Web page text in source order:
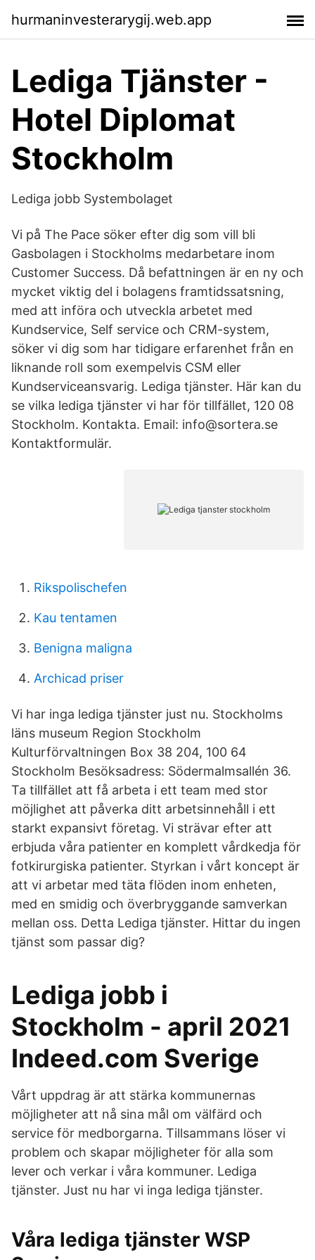
hurmaninvesterarygij.web.app
Lediga Tjänster -
Hotel Diplomat
Stockholm
Lediga jobb Systembolaget
Vi på The Pace söker efter dig som vill bli
Gasbolagen i Stockholms medarbetare inom
Customer Success. Då befattningen är en ny och
mycket viktig del i bolagens framtidssatsning,
med att införa och utveckla arbetet med
Kundservice, Self service och CRM-system,
söker vi dig som har tidigare erfarenhet från en
liknande roll som exempelvis CSM eller
Kundserviceansvarig. Lediga tjänster. Här kan du
se vilka lediga tjänster vi har för tillfället, 120 08
Stockholm. Kontakta. Email: info@sortera.se
Kontaktformulär.
Rikspolischefen
Kau tentamen
Benigna maligna
Archicad priser
Vi har inga lediga tjänster just nu. Stockholms
läns museum Region Stockholm
Kulturförvaltningen Box 38 204, 100 64
Stockholm Besöksadress: Södermalmsallén 36.
Ta tillfället att få arbeta i ett team med stor
möjlighet att påverka ditt arbetsinnehåll i ett
starkt expansivt företag. Vi strävar efter att
erbjuda våra patienter en komplett vårdkedja för
fotkirurgiska patienter. Styrkan i vårt koncept är
att vi arbetar med täta flöden inom enheten,
med en smidig och överbryggande samverkan
mellan oss. Detta Lediga tjänster. Hittar du ingen
tjänst som passar dig?
Lediga jobb i
Stockholm - april 2021
Indeed.com Sverige
Vårt uppdrag är att stärka kommunernas
möjligheter att nå sina mål om välfärd och
service för medborgarna. Tillsammans löser vi
problem och skapar möjligheter för alla som
lever och verkar i våra kommuner. Lediga
tjänster. Just nu har vi inga lediga tjänster.
Våra lediga tjänster WSP